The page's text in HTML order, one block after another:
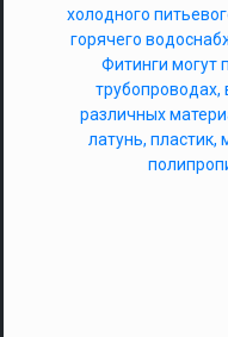
холодного
горячего
Фитинги могут
трубопроводах,
различных
латунь,